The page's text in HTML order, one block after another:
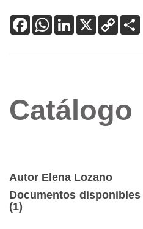
FacebookWhatsApp
LinkedIn
X Copy
Link
Catálogo
Autor Elena Lozano
Documentos
(1)